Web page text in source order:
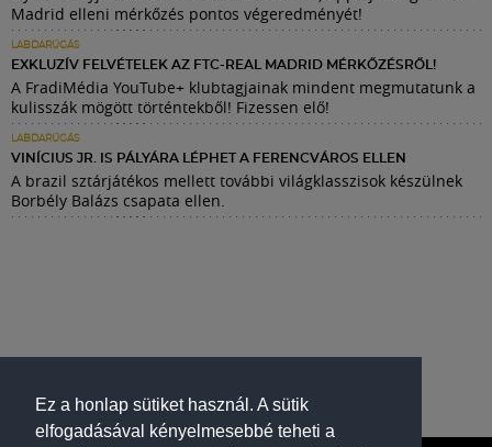
Ez a honlap sütiket használ. A sütik
elfogadásával kényelmesebbé teheti a
Madrid elleni mérkőzés pontos végeredményét!
LABDARÚGÁS
EXKLUZÍV FELVÉTELEK AZ FTC-REAL MADRID MÉRKŐZÉSRŐL!
A FradiMédia YouTube+ klubtagjainak mindent megmutatunk a
kulisszák mögött történtekből! Fizessen elő!
LABDARÚGÁS
VINÍCIUS JR. IS PÁLYÁRA LÉPHET A FERENCVÁROS ELLEN
A brazil sztárjátékos mellett további világklasszisok készülnek
Borbély Balázs csapata ellen.